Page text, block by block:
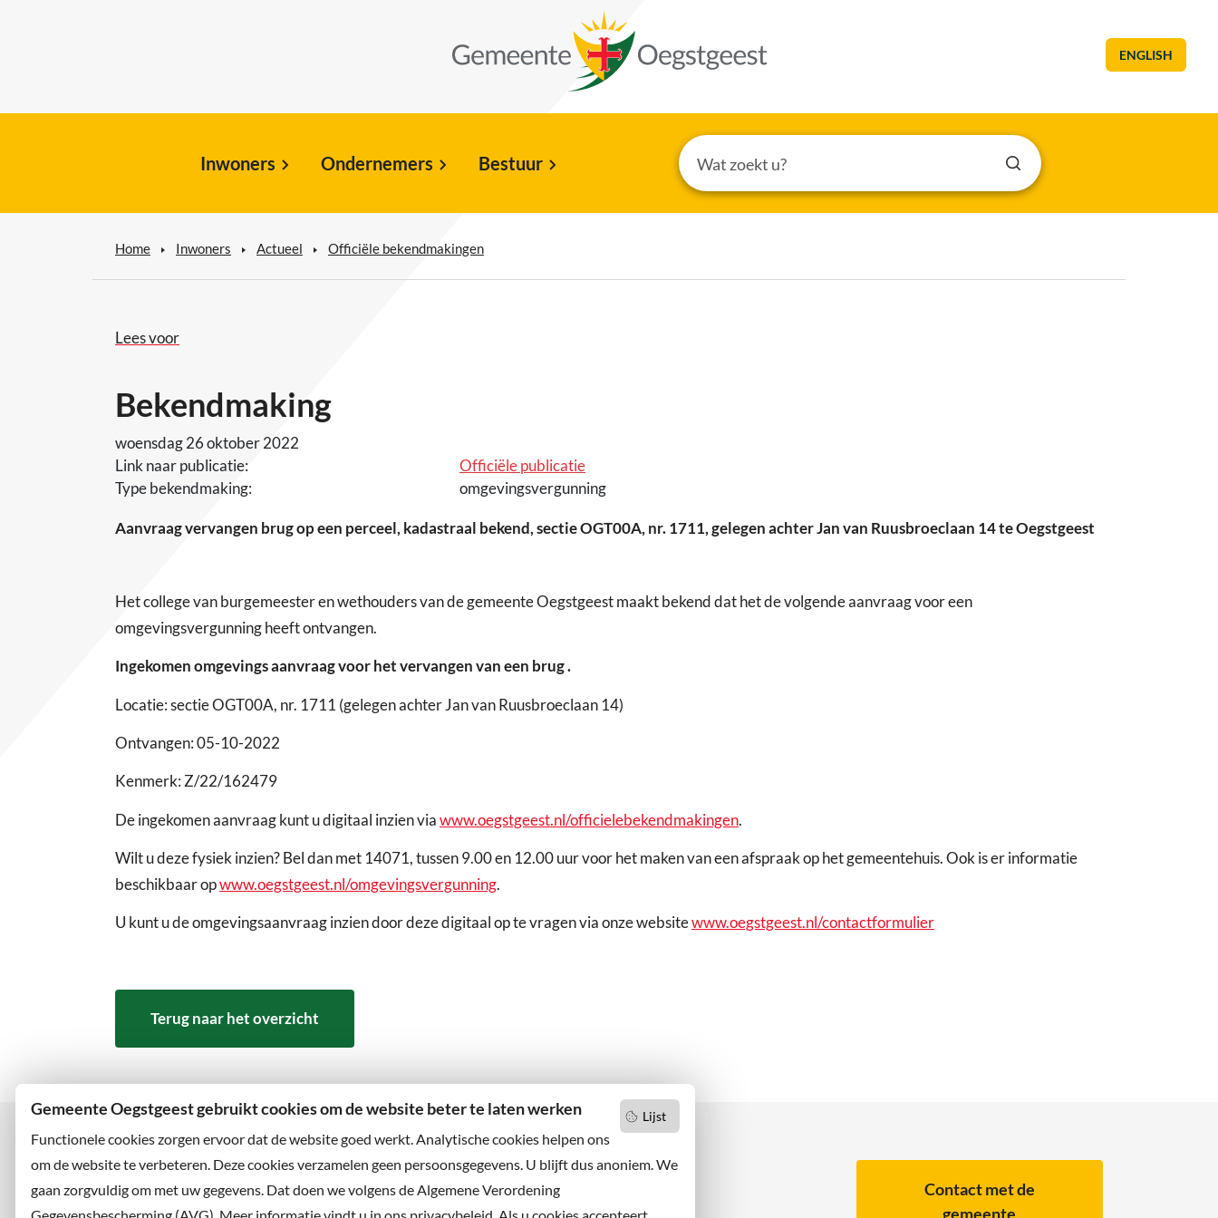
Lijst
Gemeente Oegstgeest gebruikt cookies om de website beter te laten werken
Functionele cookies zorgen ervoor dat de website goed werkt. Analytische cookies helpen ons
om de website te verbeteren. Deze cookies verzamelen geen persoonsgegevens. U blijft dus anoniem. We
gaan zorgvuldig om met uw gegevens. Dat doen we volgens de Algemene Verordening
Gegevensbescherming (AVG). Meer informatie vindt u in ons privacybeleid. Als u cookies accepteert,
ENGLISH
Inwoners Ondernemers Bestuur
Home Inwoners Actueel Officiële bekendmakingen
Lees voor
Bekendmaking
woensdag 26 oktober 2022
Link naar publicatie:
Officiële publicatie
Type bekendmaking:
omgevingsvergunning
Aanvraag vervangen brug op een perceel, kadastraal bekend, sectie OGT00A, nr. 1711, gelegen achter Jan van Ruusbroeclaan 14 te Oegstgeest
Het college van burgemeester en wethouders van de gemeente Oegstgeest maakt bekend dat het de volgende aanvraag voor een
omgevingsvergunning heeft ontvangen.
Ingekomenomgevingsaanvraagvoorhet vervangen van een brug.
Locatie: sectie OGT00A, nr. 1711 (gelegen achter Jan van Ruusbroeclaan 14)
Ontvangen: 05-10-2022
Kenmerk: Z/22/162479
De ingekomen aanvraag kunt u digitaal inzien viawww.oegstgeest.nl/officielebekendmakingen.
Wilt u deze fysiek inzien? Bel dan met 14071, tussen 9.00 en 12.00 uur voor het maken van een afspraak op het gemeentehuis. Ook is er informatie
beschikbaar opwww.oegstgeest.nl/omgevingsvergunning.
U kunt u de omgevingsaanvraag inzien door deze digitaal op te vragen via onze websitewww.oegstgeest.nl/contactformulier
Terug naar het overzicht
Bezoekadres
Rhijngeesterstraatweg 13
Wilt u niets missen?
Abonneer u op onze nieuwsbrief
Contact met de
gemeente